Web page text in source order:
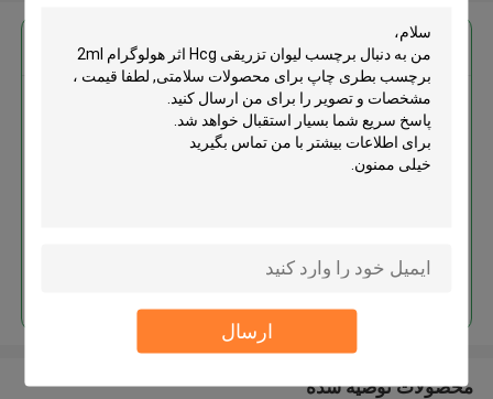
ارسال
بهترين قيمت رو براي
ادامه هید
محصولات توصیه شده